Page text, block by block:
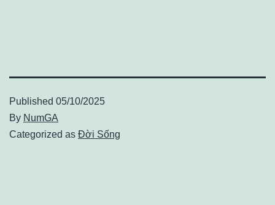
Published 05/10/2025
By NumGA
Categorized as Đời Sống